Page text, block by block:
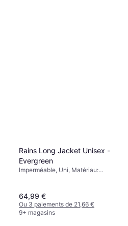
Rains Long Jacket Unisex -
Evergreen
Imperméable, Uni, Matériau:
Imperméable
64,99 €
Ou 3 paiements de 21,66 €
9+ magasins